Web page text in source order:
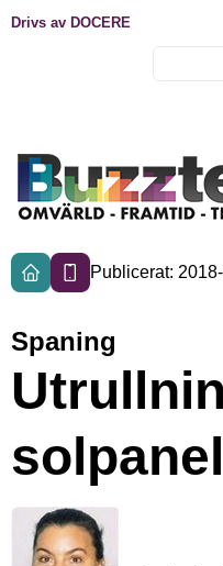
Drivs av DOCERE
Publicerat:
Spaning
solpanel